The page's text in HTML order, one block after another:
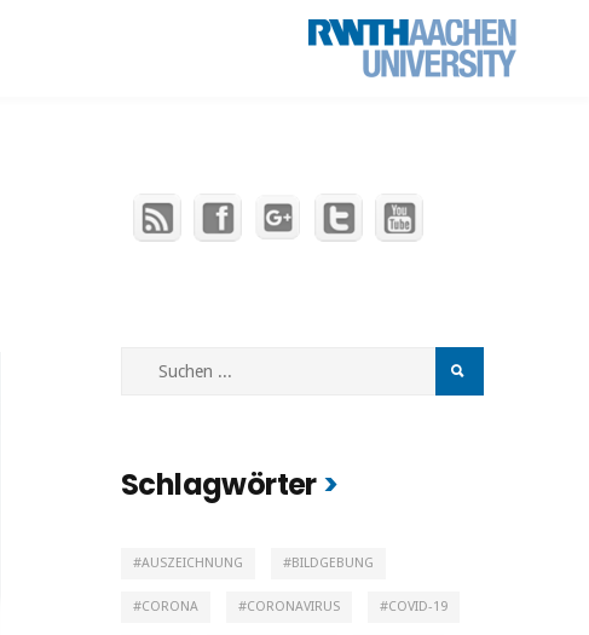
Schlagwörter
AUSZEICHNUNG BILDGEBUNG
CORONA CORONAVIRUS COVID-19